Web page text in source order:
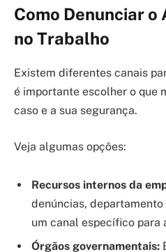
Como Denunciar o
no Trabalho
Existem diferentes canais
é importante escolher o que
caso e a sua segurança.
Veja algumas opções:
Recursos internos da
denúncias,
um canal específico para
Órgãos governamentais: